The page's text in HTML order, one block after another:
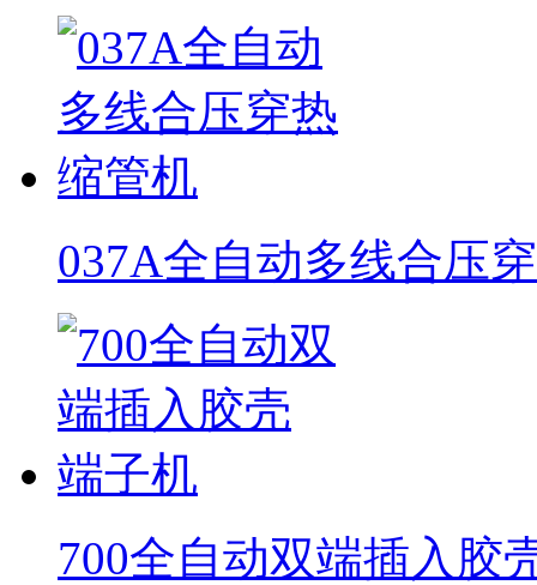
037A全自动多线合压
700全自动双端插入胶